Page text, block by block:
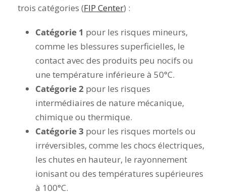
trois catégories (FIP Center) :
Catégorie 1 pour les risques mineurs,
comme les blessures superficielles, le
contact avec des produits peu nocifs ou
une température inférieure à 50°C.
Catégorie 2 pour les risques
intermédiaires de nature mécanique,
chimique ou thermique.
Catégorie 3 pour les risques mortels ou
irréversibles, comme les chocs électriques,
les chutes en hauteur, le rayonnement
ionisant ou des températures supérieures
à 100°C.